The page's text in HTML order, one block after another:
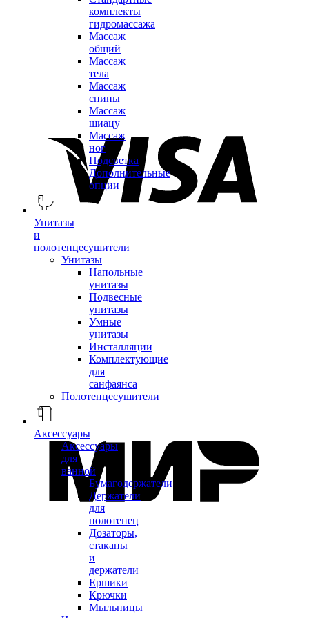
комплекты
гидромассажа
Массаж
общий
Массаж
тела
Массаж
спины
Массаж
шиацу
Массаж
ног
Подсветка
Дополнительные
опции
Унитазы
и
полотенцесушители
Унитазы
Напольные
унитазы
Подвесные
унитазы
Умные
унитазы
Инсталляции
Комплектующие
для
санфаянса
Полотенцесушители
Аксессуары
Аксессуары
для
ванной
Бумагодержатели
Держатели
для
полотенец
Дозаторы,
стаканы
и
держатели
Ершики
Крючки
Мыльницы